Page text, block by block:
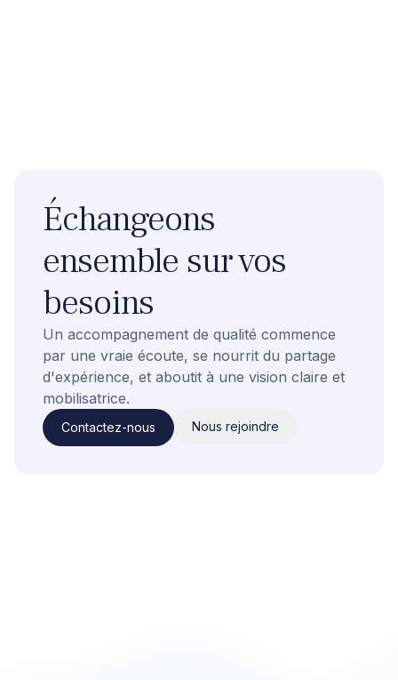
Échangeons
ensemble sur vos
besoins
Un accompagnement de qualité commence
par une vraie écoute, se nourrit du partage
d'expérience, et aboutit à une vision claire et
mobilisatrice.
Contactez-nous Nous rejoindre